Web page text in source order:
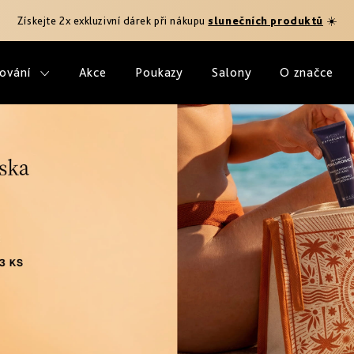
Získejte 2x exkluzivní dárek při nákupuslunečních produktů ☀️
Akce Poukazy Salony O značce